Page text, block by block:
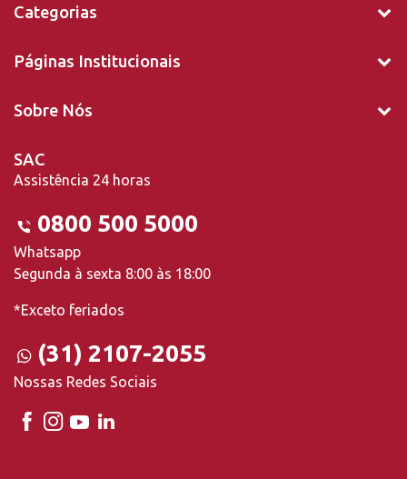
Categorias
Páginas Institucionais
Sobre Nós
SAC
Assistência 24 horas
0800 500 5000
Whatsapp
Segunda à sexta 8:00 às 18:00
*Exceto feriados
(31) 2107-2055
Nossas Redes Sociais